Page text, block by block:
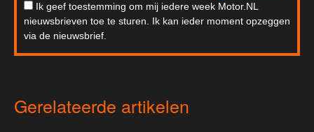
Ik geef toestemming om mij iedere week Motor.NL
nieuwsbrieven toe te sturen. Ik kan ieder moment opzeggen
via de nieuwsbrief.
Gerelateerde artikelen